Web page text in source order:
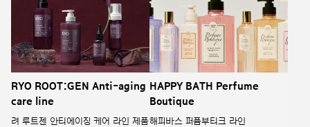
RYO ROOT:GEN Anti-aging
care line
려 루트젠 안티에이징 케어 라인 제품
HAPPY BATH Perfume
Boutique
해피바스 퍼퓸부티크 라인